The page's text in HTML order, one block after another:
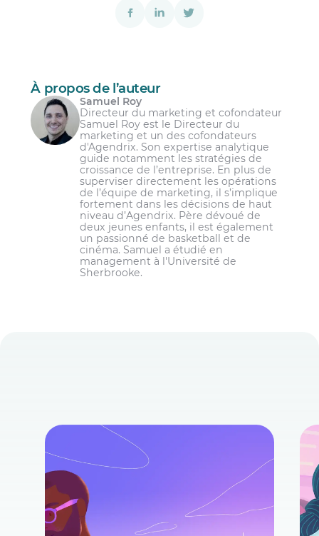
À propos de l’auteur
Samuel Roy
Directeur du marketing et cofondateur
Samuel Roy est le Directeur du
marketing et un des cofondateurs
d'Agendrix. Son expertise analytique
guide notamment les stratégies de
croissance de l’entreprise. En plus de
superviser directement les opérations
de l’équipe de marketing, il s’implique
fortement dans les décisions de haut
niveau d’Agendrix. Père dévoué de
deux jeunes enfants, il est également
un passionné de basketball et de
cinéma. Samuel a étudié en
management à l'Université de
Sherbrooke.